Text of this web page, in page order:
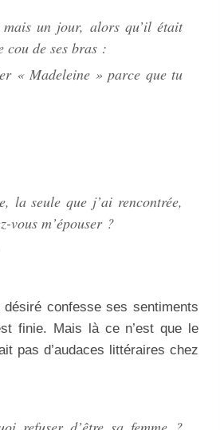
un jour, alors qu’il était
cou de ses bras :
« Madeleine » parce que tu
la seule que j’ai rencontrée,
vous m’épouser ?
confesse ses sentiments
finie. Mais là ce n’est que le
pas d’audaces littéraires chez